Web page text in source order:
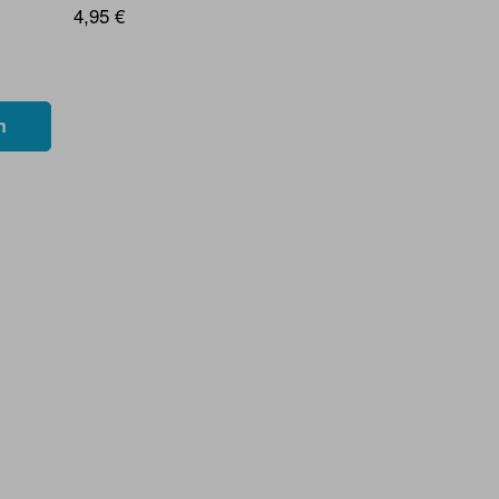
4,95 €